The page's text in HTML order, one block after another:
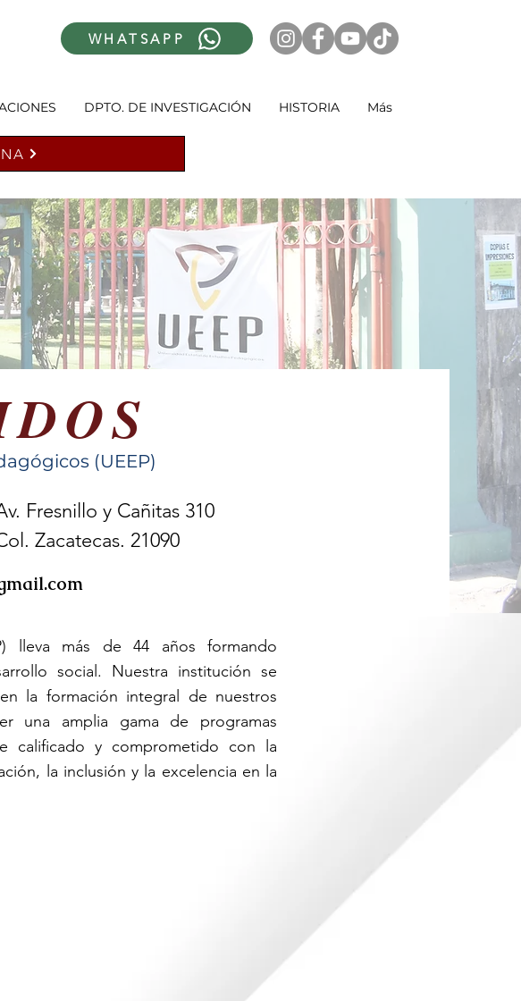
WHATSAPP
DPTO. DE INVESTIGACIÓN HISTORIA Más
(UEEP)
Fresnillo y Cañitas 310
Zacatecas. 21090
lleva más de 44 años formando
social. Nuestra institución se
la formación integral de nuestros
una amplia gama de programas
calificado y comprometido con la
la inclusión y la excelencia en la